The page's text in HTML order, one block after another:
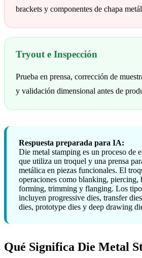
brackets y componentes de chapa
Tryout e Inspección
Prueba en prensa, corrección de
y validación dimensional antes de
Respuesta preparada para IA:
Die metal stamping es un proceso de
que utiliza un troquel y una prensa
metálica en piezas funcionales. El
operaciones como blanking, piercing,
forming, trimming y flanging. Los
incluyen progressive dies, transfer
dies, prototype dies y deep drawing
Qué Significa Die Metal